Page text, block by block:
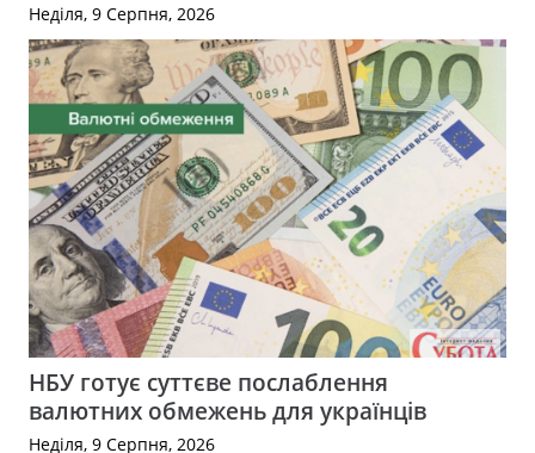
Неділя, 9 Серпня, 2026
НБУ готує суттєве послаблення
валютних обмежень для українців
Неділя, 9 Серпня, 2026